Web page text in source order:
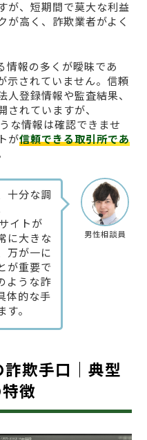
が、短期間で莫大な利益
が高く、詐欺業者がよく
情報の多くが曖昧であ
示されていません。信頼
登録情報や監査結果、
れていますが、
情報は確認できませ
が信頼できる取引所であ
男性相談員
十分な調
イトが
に大きな
万が一に
が重要で
ような詐
体的な手
。
欺手口｜典型
徴